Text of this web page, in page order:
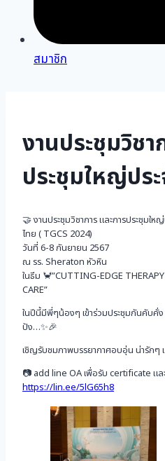
สมาชิก
งานประชุมวิชา
ประชุมใหญ่ปร
🤝 งานประชุมวิชาการ และการประชุมให
ไทย ( TGCS 2024)
วันที่ 6-8 กันยายน 2567
ณ รร. Sheraton หัวหิน
ในธีม 🦀”CUTTING-EDGE
CARE”
ในปีนี้มีพี่ๆน้องๆ เข้าร่วมประชุมกันคับคั่
ปัง…✨️🎉
เชิญรับชมภาพบรรยากาศอบอุ่น น่ารักๆ
📷 add line OA เพื่อรับ certificate แล
https://lin.ee/5lG65h8